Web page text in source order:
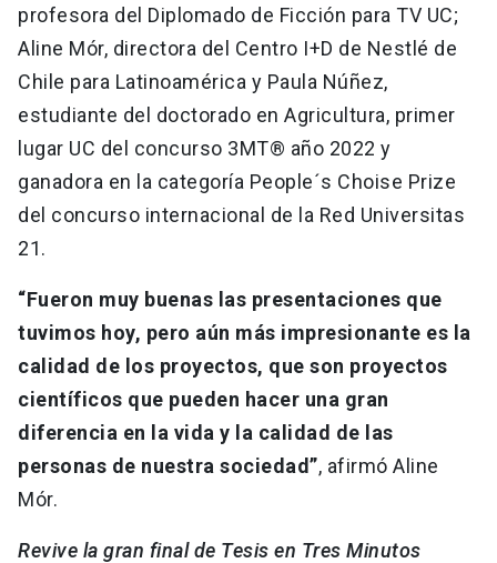
profesora del Diplomado de Ficción para TV UC;
Aline Mór, directora del Centro I+D de Nestlé de
Chile para Latinoamérica y Paula Núñez,
estudiante del doctorado en Agricultura, primer
lugar UC del concurso 3MT® año 2022 y
ganadora en la categoría People´s Choise Prize
del concurso internacional de la Red Universitas
21.
“Fueron muy buenas las presentaciones que
tuvimos hoy, pero aún más impresionante es la
calidad de los proyectos, que son proyectos
científicos que pueden hacer una gran
diferencia en la vida y la calidad de las
personas de nuestra sociedad”, afirmó Aline
Mór.
Revive la gran final de Tesis en Tres Minutos